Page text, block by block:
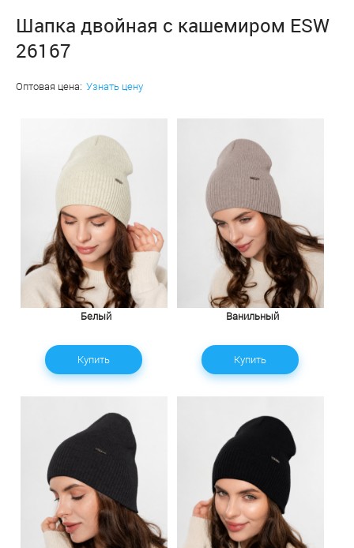
Шапка двойная с кашемиром ESW
26167
Оптовая цена: Узнать цену
Белый
Купить
Ванильный
Купить